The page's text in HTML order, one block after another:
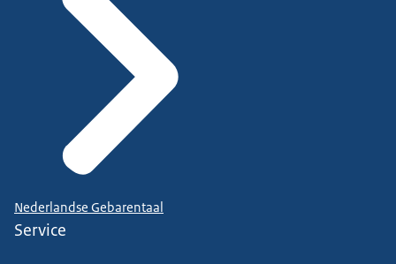
Nederlandse Gebarentaal
Service